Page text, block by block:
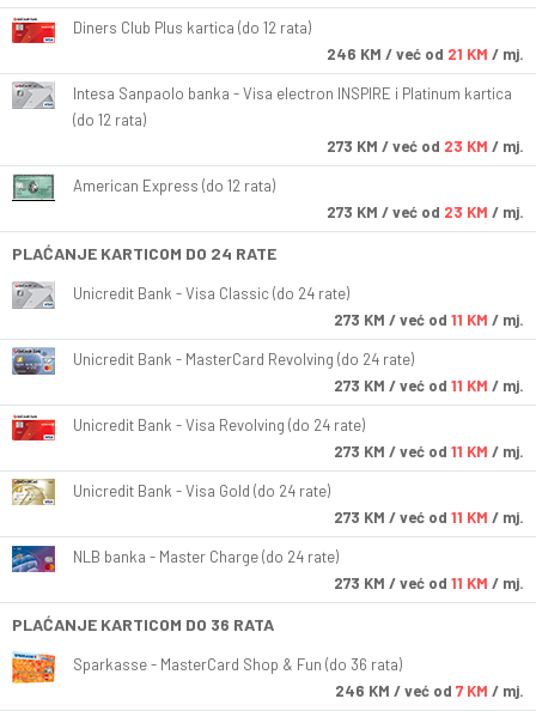
Diners Club Plus kartica (do 12 rata)
246 KM / već od 21 KM / mj.
Intesa Sanpaolo banka - Visa electron INSPIRE i Platinum kartica
(do 12 rata)
273 KM / već od 23 KM / mj.
American Express (do 12 rata)
273 KM / već od 23 KM / mj.
PLAĆANJE KARTICOM DO 24 RATE
Unicredit Bank - Visa Classic (do 24 rate)
273 KM / već od 11 KM / mj.
Unicredit Bank - MasterCard Revolving (do 24 rate)
273 KM / već od 11 KM / mj.
Unicredit Bank - Visa Revolving (do 24 rate)
273 KM / već od 11 KM / mj.
Unicredit Bank - Visa Gold (do 24 rate)
273 KM / već od 11 KM / mj.
NLB banka - Master Charge (do 24 rate)
273 KM / već od 11 KM / mj.
PLAĆANJE KARTICOM DO 36 RATA
Sparkasse - MasterCard Shop & Fun (do 36 rata)
246 KM / već od 7 KM / mj.